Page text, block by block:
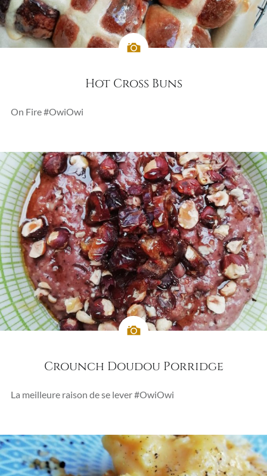
Hot Cross Buns
On Fire #OwiOwi
Crounch Doudou Porridge
La meilleure raison de se lever #OwiOwi